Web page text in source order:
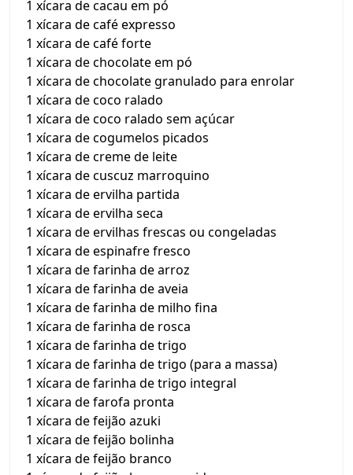
1 xícara de cacau em pó
1 xícara de café expresso
1 xícara de café forte
1 xícara de chocolate em pó
1 xícara de chocolate granulado para enrolar
1 xícara de coco ralado
1 xícara de coco ralado sem açúcar
1 xícara de cogumelos picados
1 xícara de creme de leite
1 xícara de cuscuz marroquino
1 xícara de ervilha partida
1 xícara de ervilha seca
1 xícara de ervilhas frescas ou congeladas
1 xícara de espinafre fresco
1 xícara de farinha de arroz
1 xícara de farinha de aveia
1 xícara de farinha de milho fina
1 xícara de farinha de rosca
1 xícara de farinha de trigo
1 xícara de farinha de trigo (para a massa)
1 xícara de farinha de trigo integral
1 xícara de farofa pronta
1 xícara de feijão azuki
1 xícara de feijão bolinha
1 xícara de feijão branco